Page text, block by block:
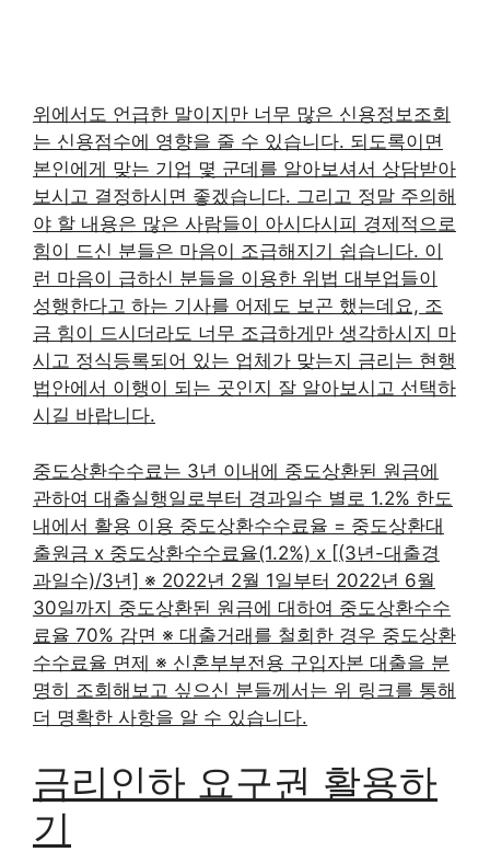
위에서도 언급한 말이지만 너무 많은 신용정보조회
는 신용점수에 영향을 줄 수 있습니다. 되도록이면
본인에게 맞는 기업 몇 군데를 알아보셔서 상담받아
보시고 결정하시면 좋겠습니다. 그리고 정말 주의해
야 할 내용은 많은 사람들이 아시다시피 경제적으로
힘이 드신 분들은 마음이 조급해지기 쉽습니다. 이
런 마음이 급하신 분들을 이용한 위법 대부업들이
성행한다고 하는 기사를 어제도 보곤 했는데요, 조
금 힘이 드시더라도 너무 조급하게만 생각하시지 마
시고 정식등록되어 있는 업체가 맞는지 금리는 현행
법안에서 이행이 되는 곳인지 잘 알아보시고 선택하
시길 바랍니다.
중도상환수수료는 3년 이내에 중도상환된 원금에
관하여 대출실행일로부터 경과일수 별로 1.2% 한도
내에서 활용 이용 중도상환수수료율 = 중도상환대
출원금 x 중도상환수수료율(1.2%) x [(3년-대출경
과일수)/3년] ※ 2022년 2월 1일부터 2022년 6월
30일까지 중도상환된 원금에 대하여 중도상환수수
료율 70% 감면 ※ 대출거래를 철회한 경우 중도상환
수수료율 면제 ※ 신혼부부전용 구입자본 대출을 분
명히 조회해보고 싶으신 분들께서는 위 링크를 통해
더 명확한 사항을 알 수 있습니다.
금리인하 요구권 활용하
기